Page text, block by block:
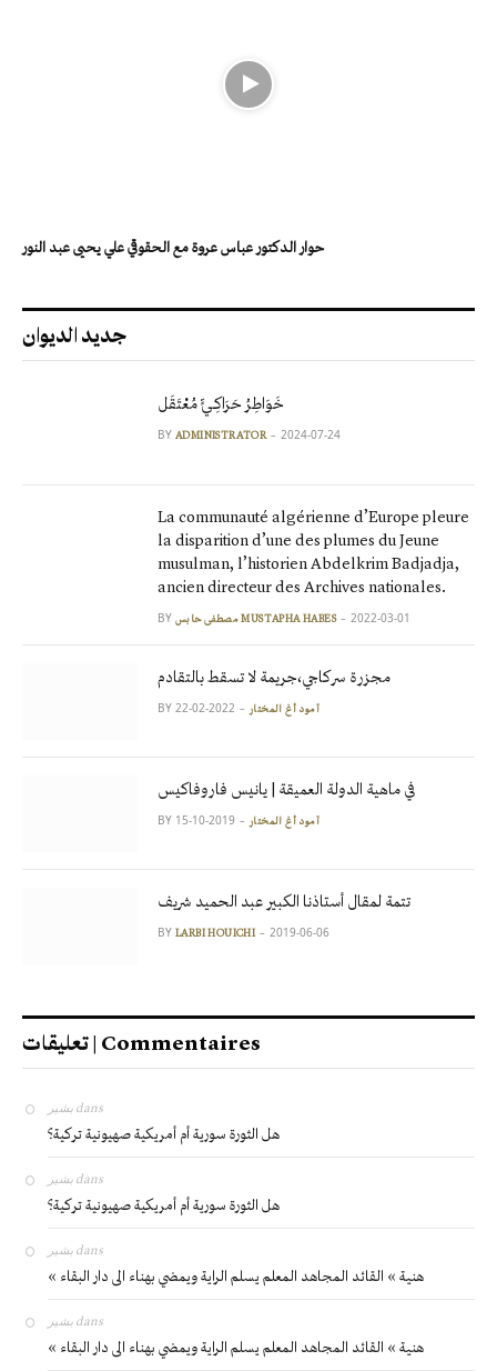
حوار الدكتور عباس عروة مع الحقوقي علي يحيى عبد النور
جديد الديوان
خَوَاطِرُ حَرَاكِـيٍّ مُعْتَقَل
BY ADMINISTRATOR 2024-07-24
La communauté algérienne d’Europe pleure
la disparition d’une des plumes du Jeune
musulman, l’historien Abdelkrim Badjadja,
ancien directeur des Archives nationales.
BY مصطفى حابس MUSTAPHA HABES 2022-03-01
مجزرة سركاجي،جريمة لا تسقط بالتقادم
BY آمود أغ المختار 2022-02-22
في ماهية الدولة العميقة | يانيس فاروفاكيس
BY آمود أغ المختار 2019-10-15
تتمة لمقال أستاذنا الكبير عبد الحميد شريف
BY LARBI HOUICHI 2019-06-06
تعليقات | Commentaires
بشير dans
هل الثورة سورية أم أمريكية صهيونية تركية؟
بشير dans
هل الثورة سورية أم أمريكية صهيونية تركية؟
بشير dans
« هنية » القائد المجاهد المعلم يسلم الراية ويمضي بهناء الى دار البقاء
بشير dans
« هنية » القائد المجاهد المعلم يسلم الراية ويمضي بهناء الى دار البقاء